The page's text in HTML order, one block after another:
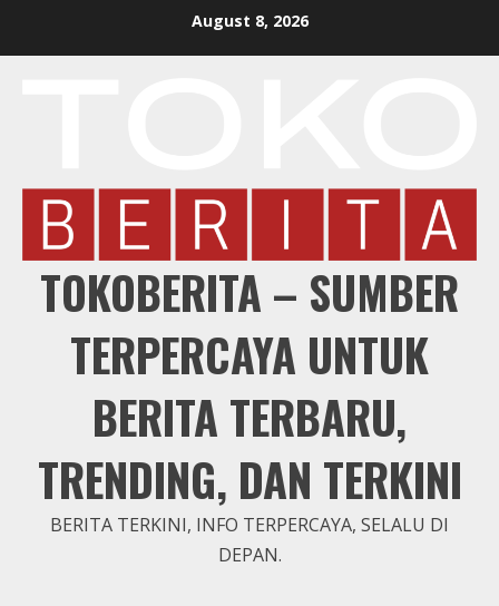
August 8, 2026
TOKOBERITA – SUMBER
TERPERCAYA UNTUK
BERITA TERBARU,
TRENDING, DAN TERKINI
BERITA TERKINI, INFO TERPERCAYA, SELALU DI
DEPAN.